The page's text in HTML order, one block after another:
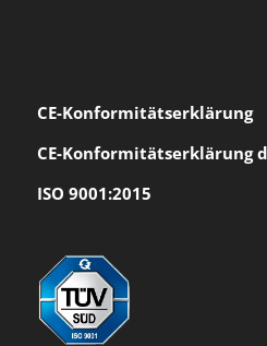
CE-Konformitätserklärung
CE-Konformitätserklärung
ISO 9001:2015